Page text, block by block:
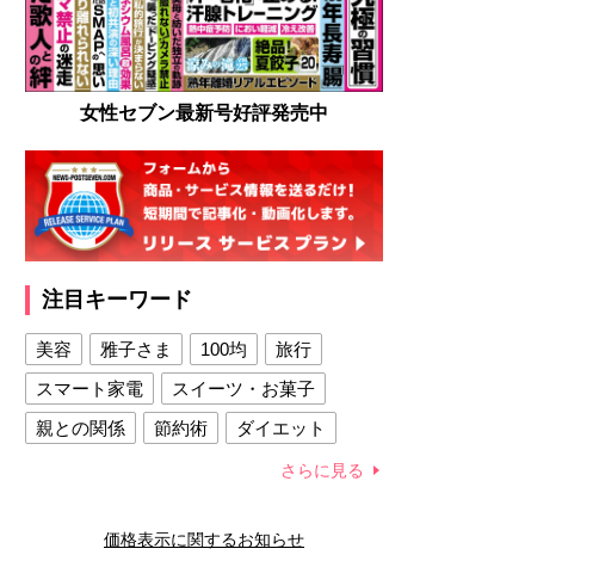
女性セブン最新号好評発売中
注目キーワード
美容 雅子さま 100均
旅行
スマート家電
スイーツ・お菓子
親との関係
節約術
ダイエット
夫との関係
新津春子 どか食い
さらに見る
価格表示に関するお知らせ